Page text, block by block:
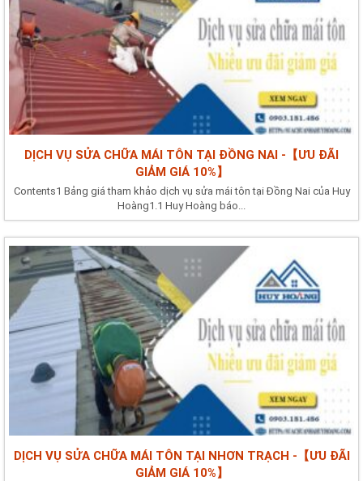
DỊCH VỤ SỬA CHỮA MÁI TÔN TẠI ĐỒNG NAI -【ƯU ĐÃI
GIẢM GIÁ 10%】
Contents1 Bảng giá tham khảo dịch vụ sửa mái tôn tại Đồng Nai của Huy
Hoàng1.1 Huy Hoàng báo...
DỊCH VỤ SỬA CHỮA MÁI TÔN TẠI NHƠN TRẠCH -【ƯU ĐÃI
GIẢM GIÁ 10%】